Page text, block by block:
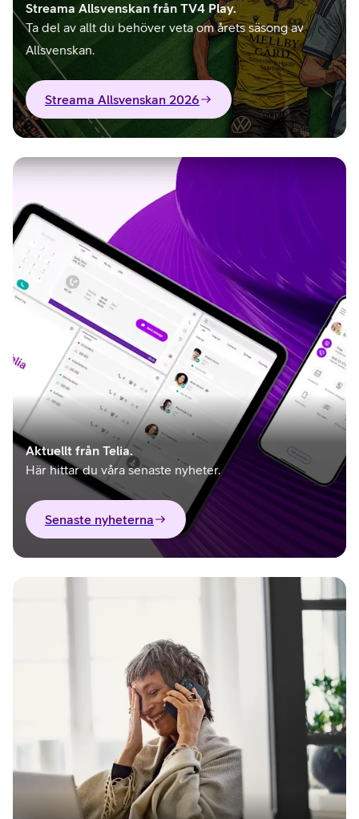
Streama Allsvenskan från TV4 Play.
Ta del av allt du behöver veta om årets säsong av
Allsvenskan.
Streama Allsvenskan 2026
Aktuellt från Telia.
Här hittar du våra senaste nyheter.
Senaste nyheterna